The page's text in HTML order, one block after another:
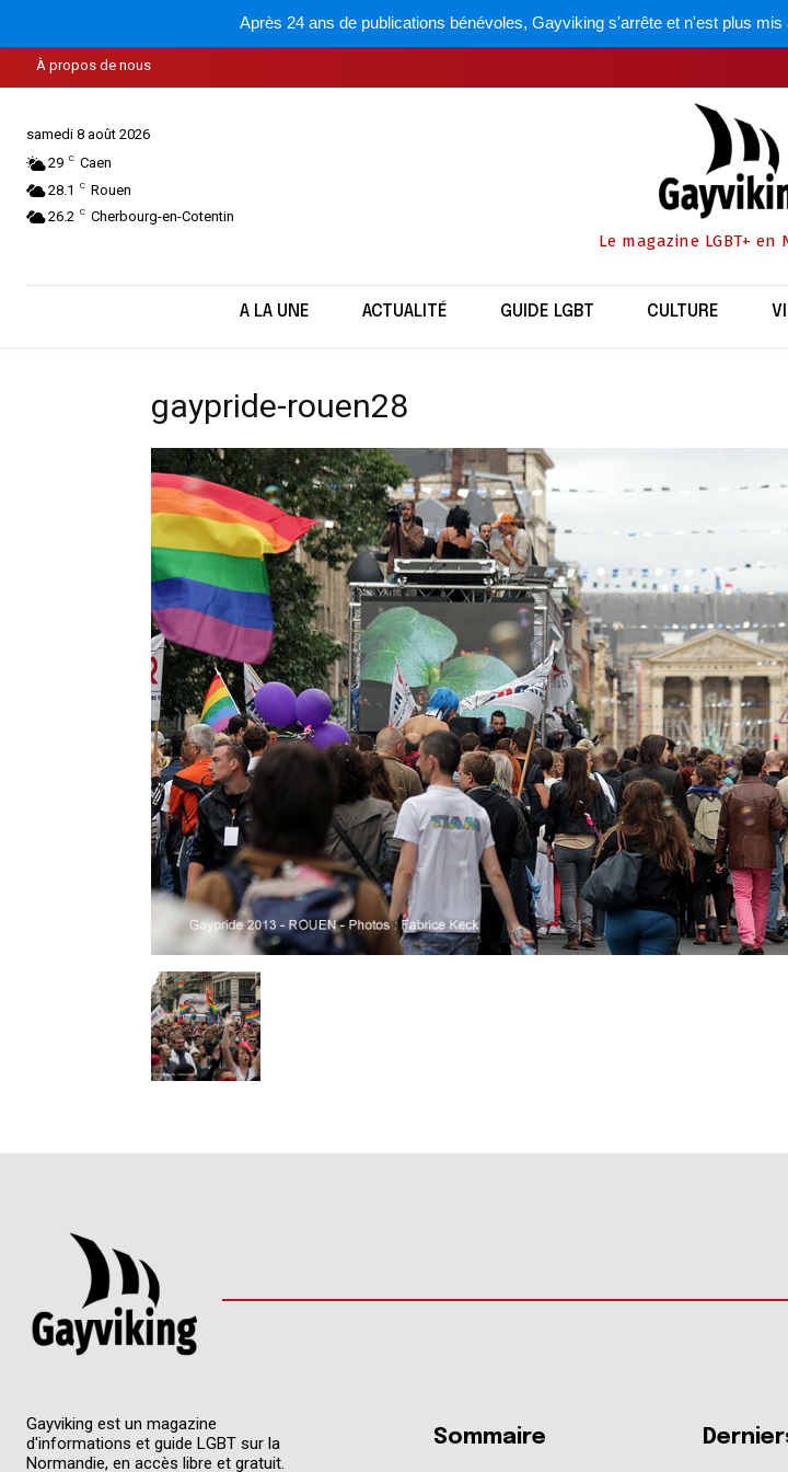
Après 24 ans de publications bénévoles, Gayviking s'arrête et n'est plus
À propos de nous
samedi 8 août 2026
29 C Caen
28.1
C Rouen
26.2
C Cherbourg-en-Cotentin
Le magazine LGBT+ en
A LA UNE ACTUALITÉ GUIDE LGBT CULTURE
gaypride-rouen28
Gayviking est un magazine
d'informations et guide LGBT sur la
Normandie, en accès libre et gratuit.
Sommaire